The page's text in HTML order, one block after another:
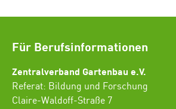
Für Berufsinformationen
Zentralverband Gartenbau e.V.
Referat: Bildung und Forschung
Claire-Waldoff-Straße 7